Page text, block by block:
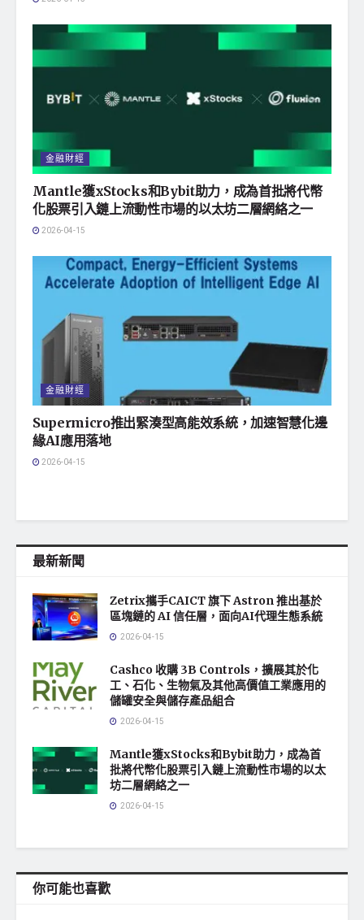
金融財經
Mantle獲xStocks和Bybit助力，成為首批將代幣
化股票引入鏈上流動性市場的以太坊二層網絡之一
2026-04-15
金融財經
Supermicro推出緊湊型高能效系統，加速智慧化邊
緣AI應用落地
2026-04-15
最新新聞
Zetrix攜手CAICT 旗下 Astron 推出基於
區塊鏈的 AI 信任層，面向AI代理生態系統
2026-04-15
Cashco 收購 3B Controls，擴展其於化
工、石化、生物氣及其他高價值工業應用的
儲罐安全與儲存產品組合
2026-04-15
Mantle獲xStocks和Bybit助力，成為首
批將代幣化股票引入鏈上流動性市場的以太
坊二層網絡之一
2026-04-15
你可能也喜歡